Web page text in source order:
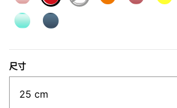
selected
尺寸